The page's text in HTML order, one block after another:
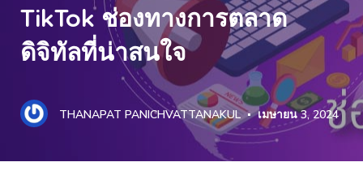
TikTok ช่องทางการตลาด
ดิจิทัลที่น่าสนใจ
THANAPAT PANICHVATTANAKUL เมษายน 3, 2024